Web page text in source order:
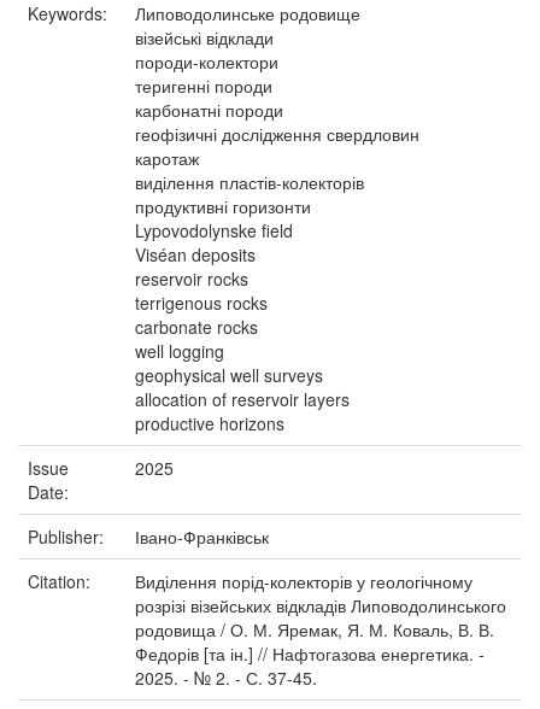
Keywords:
Липоводолинське родовище
візейські відклади
породи-колектори
теригенні породи
карбонатні породи
геофізичні дослідження свердловин
каротаж
виділення пластів-колекторів
продуктивні горизонти
Lypovodolynske field
Viséan deposits
reservoir rocks
terrigenous rocks
carbonate rocks
well logging
geophysical well surveys
allocation of reservoir layers
productive horizons
Issue
Date:
2025
Publisher:
Івано-Франківськ
Citation:
Виділення порід-колекторів у геологічному
розрізі візейських відкладів Липоводолинського
родовища / О. М. Яремак, Я. М. Коваль, В. В.
Федорів [та ін.] // Нафтогазова енергетика. -
2025. - № 2. - С. 37-45.